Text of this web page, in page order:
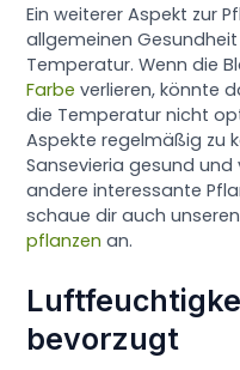
Ein weiterer Aspekt zur
allgemeinen
Temperatur. Wenn die
Farbe verlieren, könnte
die Temperatur nicht
Aspekte regelmäßig zu
Sansevieria gesund
andere interessante
schaue dir auch
pflanzen an.
bevorzugt